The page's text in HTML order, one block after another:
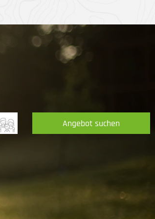
Angebot suchen